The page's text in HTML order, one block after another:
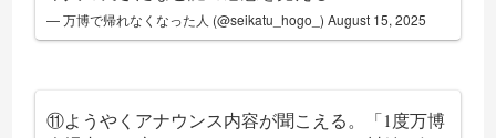
— 万博で帰れなくなった人 (@seikatu_hogo_)August 15, 2025
⑪ようやくアナウンス内容が聞こえる。「1度万博